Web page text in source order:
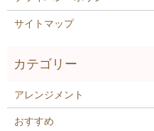
サイトマップ
アレンジメント
おすすめ